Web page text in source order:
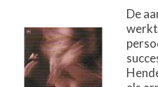
De
werkt